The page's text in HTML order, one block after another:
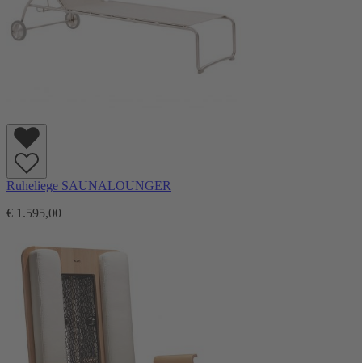
Ruheliege SAUNALOUNGER
€ 1.595,00